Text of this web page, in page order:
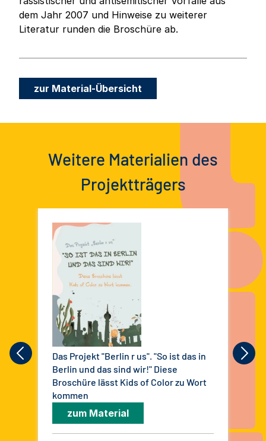
dem Jahr 2007 und Hinweise zu weiterer
Literatur runden die Broschüre ab.
zur Material-Übersicht
Weitere Materialien des
Projektträgers
Das Projekt "Berlin r us". "So ist das in
Berlin und das sind wir!" Diese
Broschüre lässt Kids of Color zu Wort
kommen
zum Material